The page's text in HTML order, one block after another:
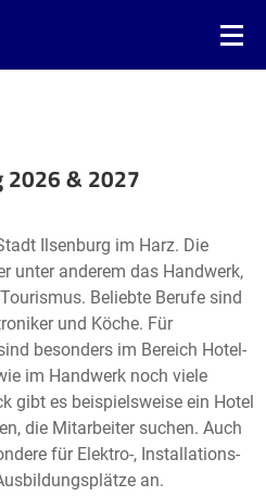
2026 & 2027
Leaflet| ©OpenStreetMap2
Ilsenburg im Harz. Die
unter anderem das Handwerk,
Beliebte Berufe sind
und Köche. Für
besonders im Bereich Hotel-
im Handwerk noch viele
gibt es beispielsweise ein Hotel
die Mitarbeiter suchen. Auch
für Elektro-, Installations-
an.